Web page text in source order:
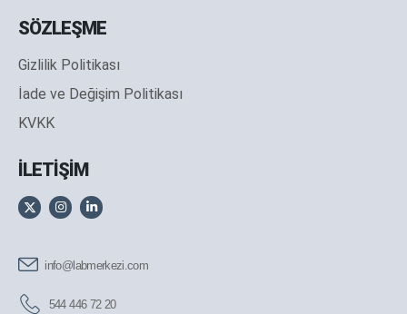
SÖZLEŞME
Gizlilik Politikası
İade ve Değişim Politikası
KVKK
İLETİŞİM
info@labmerkezi.com
544 446 72 20